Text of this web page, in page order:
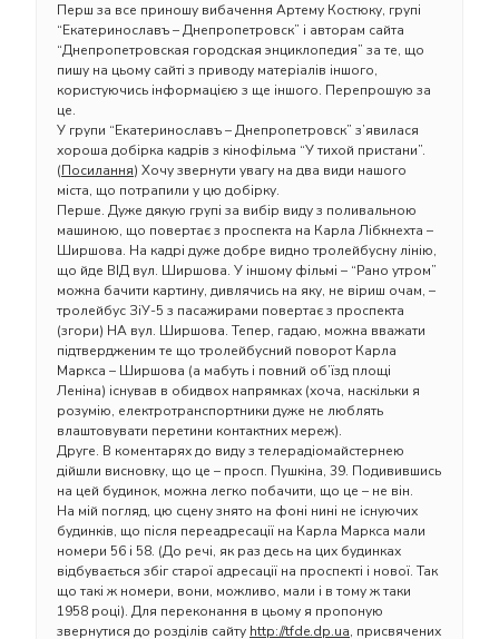
Перш за все приношу вибачення Артему Костюку, групі
“Екатеринославъ – Днепропетровск” і авторам сайта
“Днепропетровская городская энциклопедия” за те, що
пишу на цьому сайті з приводу матеріалів іншого,
користуючись інформацією з ще іншого. Перепрошую за
це.
У групи “Екатеринославъ – Днепропетровск” з’явилася
хороша добірка кадрів з кінофільма “У тихой пристани”.
(Посилання) Хочу звернути увагу на два види нашого
міста, що потрапили у цю добірку.
Перше. Дуже дякую групі за вибір виду з поливальною
машиною, що повертає з проспекта на Карла Лібкнехта –
Ширшова. На кадрі дуже добре видно тролейбусну лінію,
що йде ВІД вул. Ширшова. У іншому фільмі – “Рано утром”
можна бачити картину, дивлячись на яку, не віриш очам, –
тролейбус ЗіУ-5 з пасажирами повертає з проспекта
(згори) НА вул. Ширшова. Тепер, гадаю, можна вважати
підтвердженим те що тролейбусний поворот Карла
Маркса – Ширшова (а мабуть і повний об’їзд площі
Леніна) існував в обидвох напрямках (хоча, наскільки я
розумію, електротранспортники дуже не люблять
влаштовувати перетини контактних мереж).
Друге. В коментарях до виду з телерадіомайстернею
дійшли висновку, що це – просп. Пушкіна, 39. Подивившись
на цей будинок, можна легко побачити, що це – не він.
На мій погляд, цю сцену знято на фоні нині не існуючих
будинків, що після переадресації на Карла Маркса мали
номери 56 і 58. (До речі, як раз десь на цих будинках
відбувається збіг старої адресації на проспекті і нової. Так
що такі ж номери, вони, можливо, мали і в тому ж таки
1958 році). Для переконання в цьому я пропоную
звернутися до розділів сайту http://tfde.dp.ua, присвячених